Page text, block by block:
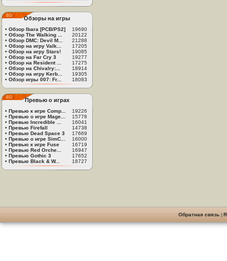
Обзоры на игры
• Обзор Ibara [PCB/PS2]
19690
• Обзор The Walking ...
20122
• Обзор DMC: Devil M...
21288
• Обзор на игру Valk...
17205
• Обзор на игру Stars!
19085
• Обзор на Far Cry 3
19277
• Обзор на Resident ...
17275
• Обзор на Chivalry:...
18914
• Обзор на игру Kerb...
19305
• Обзор игры 007: Fr... 18083
Превью о играх
• Превью к игре Comp...
19226
• Превью о игре Mage...
15778
• Превью Incredible ...
16041
• Превью Firefall
14738
• Превью Dead Space 3
17669
• Превью о игре SimC...
16000
• Превью к игре Fuse
16719
• Превью Red Orche...
16947
• Превью Gothic 3
17652
• Превью Black & W... 18727
Обратная связь